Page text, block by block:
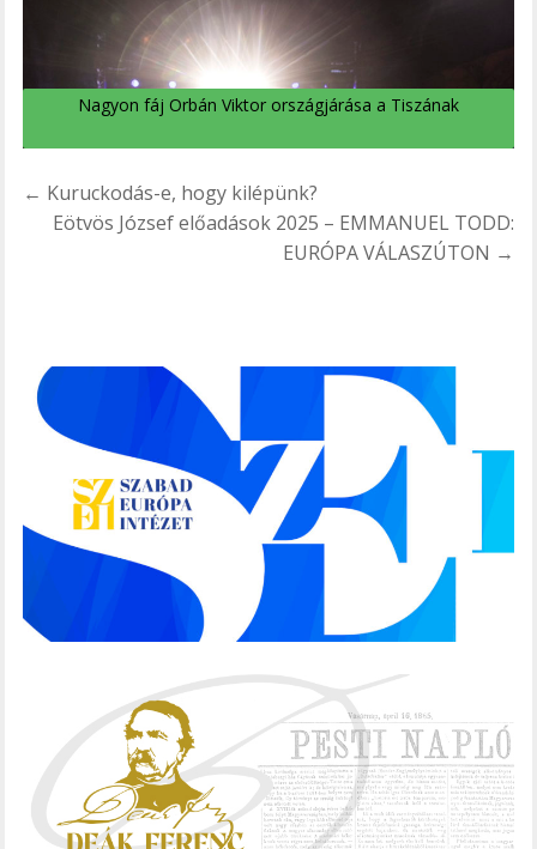
Nagyon fáj Orbán Viktor országjárása a Tiszának
Bejegyzés
navigáció
← Kuruckodás-e, hogy kilépünk?
Eötvös József előadások 2025 – EMMANUEL TODD:
EURÓPA VÁLASZÚTON →